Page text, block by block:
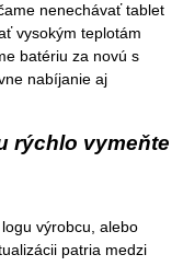
nenechávať tablet
vysokým teplotám
batériu za novú s
nabíjanie aj
rýchlo vymeňte
výrobcu, alebo
patria medzi